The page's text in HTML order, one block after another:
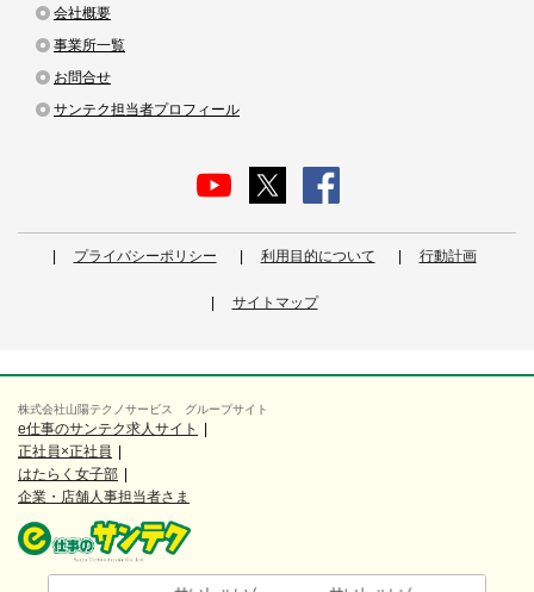
会社概要
事業所一覧
お問合せ
サンテク担当者プロフィール
プライバシーポリシー 利用目的について 行動計画
サイトマップ
株式会社山陽テクノサービス グループサイト
e仕事のサンテク求人サイト
正社員×正社員
はたらく女子部
企業・店舗人事担当者さま